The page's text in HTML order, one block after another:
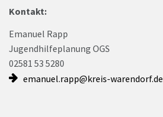
Kontakt:
Emanuel Rapp
Jugendhilfeplanung OGS
02581 53 5280
emanuel.rapp@kreis-warendorf.de